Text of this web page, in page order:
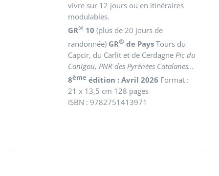
vivre sur 12 jours ou en itinéraires
modulables.
GR® 10(plus de 20 jours de
randonnée) GR® de Pays Tours du
Capcir, du Carlit et de CerdagnePic du
Canigou, PNR des Pyrénées Catalanes...
8ème édition : Avril 2026 Format :
21 x 13,5 cm 128 pages
ISBN : 9782751413971